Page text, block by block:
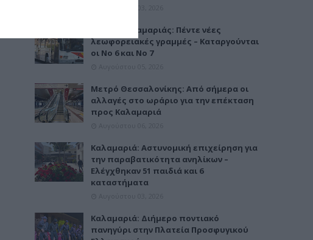
Μετρό Καλαμαριάς: Πέντε νέες
λεωφορειακές γραμμές – Καταργούνται
οι Νο 6 και Νο 7
Μετρό Θεσσαλονίκης: Από σήμερα οι
αλλαγές στο ωράριο για την επέκταση
προς Καλαμαριά
Καλαμαριά: Αστυνομική επιχείρηση για
την παραβατικότητα ανηλίκων –
Ελέγχθηκαν 51 παιδιά και 6
καταστήματα
Καλαμαριά: Διήμερο ποντιακό
πανηγύρι στην Πλατεία Προσφυγικού